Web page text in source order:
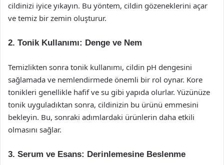
cildinizi iyice yıkayın. Bu yöntem, cildin gözeneklerini açar
ve temiz bir zemin oluşturur.
2. Tonik Kullanımı: Denge ve Nem
Temizlikten sonra tonik kullanımı, cildin pH dengesini
sağlamada ve nemlendirmede önemli bir rol oynar. Kore
tonikleri genellikle hafif ve su gibi yapıda olurlar. Yüzünüze
tonik uyguladıktan sonra, cildinizin bu ürünü emmesini
bekleyin. Bu, sonraki adımlardaki ürünlerin daha etkili
olmasını sağlar.
3. Serum ve Esans: Derinlemesine Beslenme